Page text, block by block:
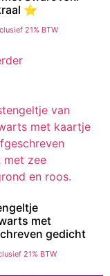
⭐
21% BTW
met
gedicht
21% BTW